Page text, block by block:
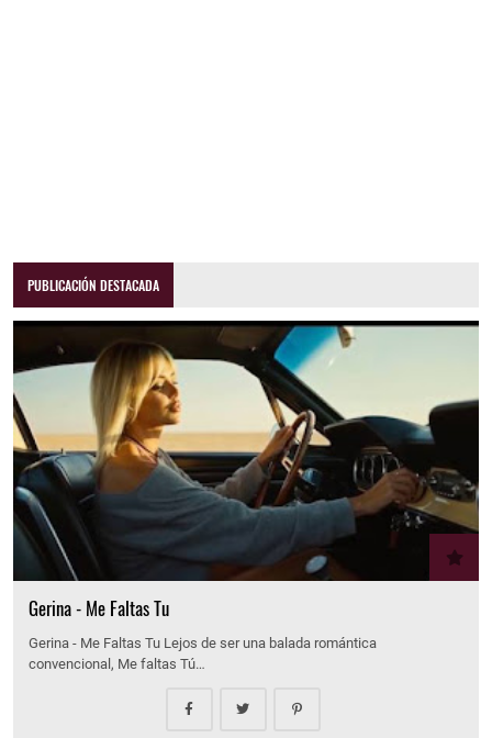
PUBLICACIÓN DESTACADA
Gerina - Me Faltas Tu
Gerina - Me Faltas Tu Lejos de ser una balada romántica
convencional, Me faltas Tú…